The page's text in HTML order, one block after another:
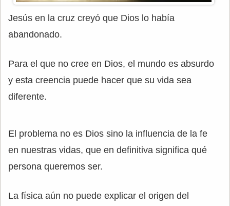
Jesús en la cruz creyó que Dios lo había
abandonado.
Para el que no cree en Dios, el mundo es absurdo
y esta creencia puede hacer que su vida sea
diferente.
El problema no es Dios sino la influencia de la fe
en nuestras vidas, que en definitiva significa qué
persona queremos ser.
La física aún no puede explicar el origen del